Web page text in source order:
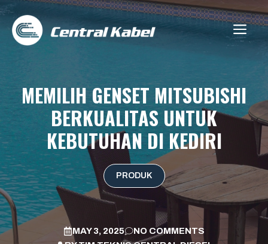
Skip
content
MEMILIH GENSET MITSUBISHI
BERKUALITAS UNTUK
KEBUTUHAN DI KEDIRI
PRODUK
MAY 3, 2025
NO COMMENTS